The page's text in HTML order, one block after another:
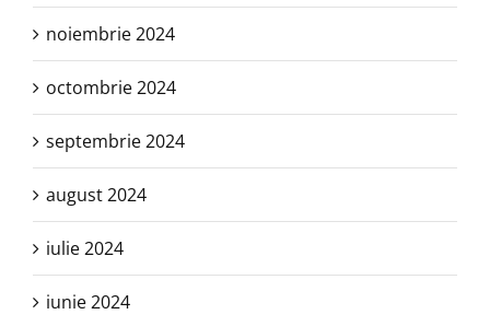
noiembrie 2024
octombrie 2024
septembrie 2024
august 2024
iulie 2024
iunie 2024